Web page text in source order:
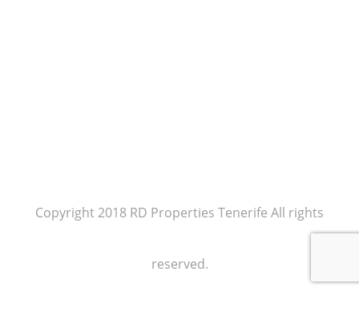
Copyright 2018 RD Properties Tenerife All rights
reserved.